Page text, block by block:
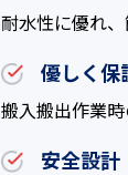
耐水性に優れ
優しく保
搬入搬出作業
安全設計